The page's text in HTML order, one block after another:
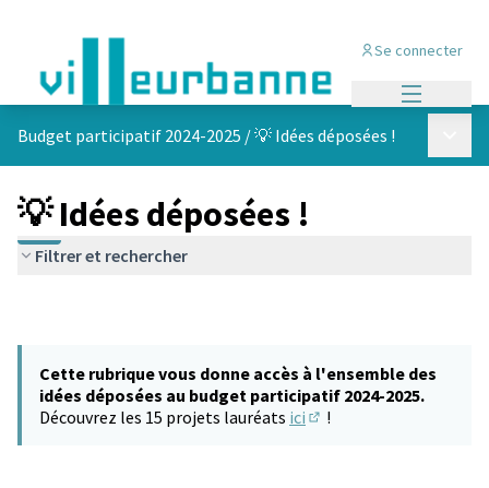
Se connecter
Budget participatif 2024-2025 /💡 Idées déposées !
💡 Idées déposées !
Filtrer et rechercher
Cette rubrique vous donne accès à l'ensemble des
idées déposées au budget participatif 2024-2025.
Découvrez les 15 projets lauréats ici !